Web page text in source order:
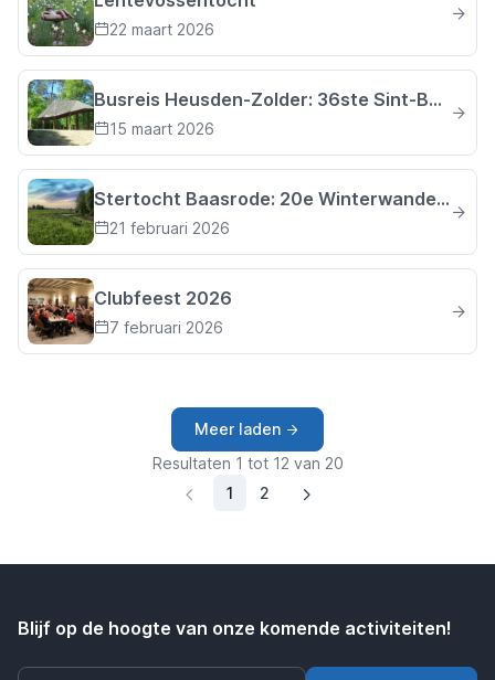
22 maart 2026
Busreis Heusden-Zolder: 36ste Sint-Baafstocht (Limburg)
15 maart 2026
Stertocht Baasrode: 20e Winterwandeling
21 februari 2026
Clubfeest 2026
7 februari 2026
Meer laden
Resultaten 1 tot 12 van 20
1(huidige pagina)
2
Blijf op de hoogte van onze komende activiteiten!